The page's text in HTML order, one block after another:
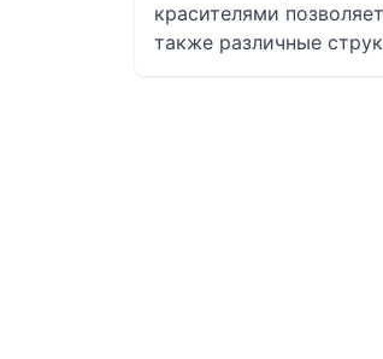
красителями
также различные